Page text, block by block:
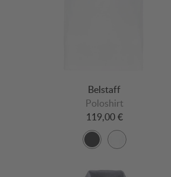
Belstaff
Poloshirt
119,00 €